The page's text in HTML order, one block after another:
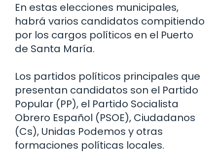
En estas elecciones municipales,
habrá varios candidatos compitiendo
por los cargos políticos en el Puerto
de Santa María.
Los partidos políticos principales que
presentan candidatos son el Partido
Popular (PP), el Partido Socialista
Obrero Español (PSOE), Ciudadanos
(Cs), Unidas Podemos y otras
formaciones políticas locales.